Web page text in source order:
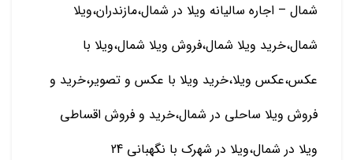
شمال – اجاره سالیانه ویلا در شمال،مازندران،ویلا
شمال،خرید ویلا شمال،فروش ویلا شمال،ویلا با
عکس،عکس ویلا،خرید ویلا با عکس و تصویر،خرید و
فروش ویلا ساحلی در شمال،خرید و فروش اقساطی
ویلا در شمال،ویلا در شهرک با نگهبانی 24